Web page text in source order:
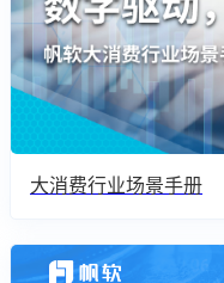
大消费行业场景手册